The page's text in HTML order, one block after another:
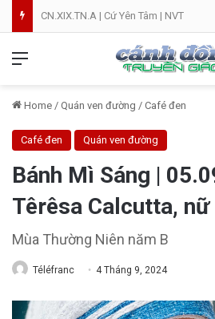
CN.XIX.TN.A | Cứ Yên Tâm | NVT
Home / Quán ven đường / Café đen
Café đen Quán ven đường
Bánh Mì Sáng |
Têrêsa Calcutta, nữ
Mùa Thường Niên năm B
Téléfranc 4 Tháng 9, 2024